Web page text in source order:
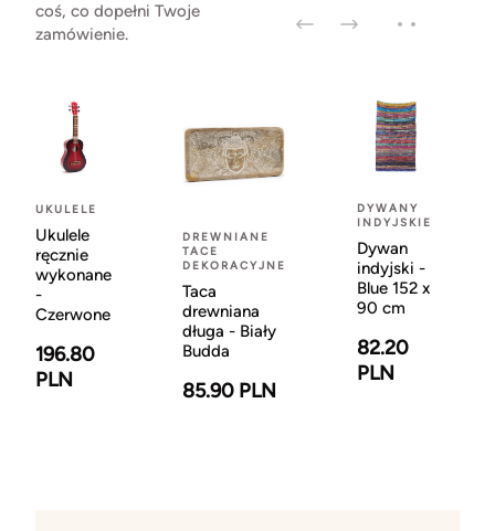
coś, co dopełni Twoje
zamówienie.
UKULELE
Ukulele
ręcznie
wykonane
-
Czerwone
196.80
PLN
DREWNIANE
TACE
DEKORACYJNE
Taca
drewniana
długa - Biały
Budda
85.90 PLN
DYWANY
INDYJSKIE
Dywan
indyjski -
Blue 152 x
90 cm
82.20
PLN